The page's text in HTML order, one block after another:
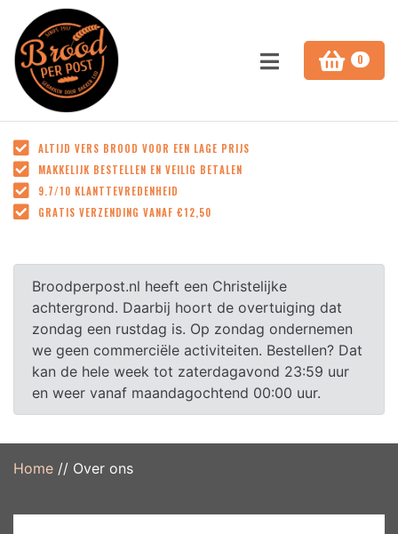
0
ALTIJD VERS BROOD VOOR EEN LAGE PRIJS
Door de grote aantallen hebben wij veel bakprocessen
kunnen automatiseren. Zo kunnen wij constante
kwaliteit bieden voor een lage prijs!
site en betalen kan veilig met de verschillende
betaalmethodes!
9.7/10 KLANTTEVREDENHEID
Volgens onze klanten. Lees de reviews bij onze
producten of op google!
in heel Nederland!
SLUITEN
ALTIJD VERS BROOD VOOR EEN LAGE PRIJS
MAKKELIJK BESTELLEN EN VEILIG BETALEN
9.7/10 KLANTTEVREDENHEID
GRATIS VERZENDING VANAF €12,50
Broodperpost.nl heeft een Christelijke
achtergrond. Daarbij hoort de overtuiging dat
zondag een rustdag is. Op zondag ondernemen
we geen commerciële activiteiten. Bestellen? Dat
kan de hele week tot zaterdagavond 23:59 uur
en weer vanaf maandagochtend 00:00 uur.
Home // Over ons